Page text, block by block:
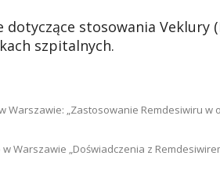
stosowania Veklury
szpitalnych.
Warszawie: „Zastosowanie Remdesiwiru
Warszawie „Doświadczenia z